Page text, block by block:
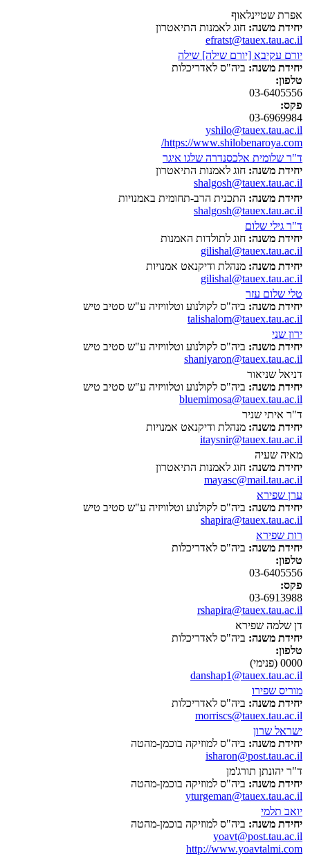
אפרת שטיינלאוף
יחידת משנה: חוג לאמנות התיאטרון
efratst@tauex.tau.ac.il
יורם עקיבא [יורם שילה] שילה
יחידת משנה: ביה"ס לאדריכלות
טלפון:
03-6405556
פקס:
03-6969984
yshilo@tauex.tau.ac.il
https://www.shilobenaroya.com/
ד"ר שלומית אלכסנדרה שלגו איגר
יחידת משנה: חוג לאמנות התיאטרון
shalgosh@tauex.tau.ac.il
יחידת משנה: התכנית הרב-תחומית באמנויות
shalgosh@tauex.tau.ac.il
ד"ר גילי שלום
יחידת משנה: חוג לתולדות האמנות
gilishal@tauex.tau.ac.il
יחידת משנה: מנהלת ודיקנאט אמנויות
gilishal@tauex.tau.ac.il
טלי שלום עזר
יחידת משנה: ביה"ס לקולנוע וטלוויזיה ע"ש סטיב טיש
talishalom@tauex.tau.ac.il
ירון שני
יחידת משנה: ביה"ס לקולנוע וטלוויזיה ע"ש סטיב טיש
shaniyaron@tauex.tau.ac.il
דניאל שניאור
יחידת משנה: ביה"ס לקולנוע וטלוויזיה ע"ש סטיב טיש
bluemimosa@tauex.tau.ac.il
ד"ר איתי שניר
יחידת משנה: מנהלת ודיקנאט אמנויות
itaysnir@tauex.tau.ac.il
מאיה שעיה
יחידת משנה: חוג לאמנות התיאטרון
mayasc@mail.tau.ac.il
ערן שפירא
יחידת משנה: ביה"ס לקולנוע וטלוויזיה ע"ש סטיב טיש
shapira@tauex.tau.ac.il
רות שפירא
יחידת משנה: ביה"ס לאדריכלות
טלפון:
03-6405556
פקס:
03-6913988
rshapira@tauex.tau.ac.il
דן שלמה שפירא
יחידת משנה: ביה"ס לאדריכלות
טלפון:
0000 (פנימי)
danshap1@tauex.tau.ac.il
מוריס שפירו
יחידת משנה: ביה"ס לאדריכלות
morriscs@tauex.tau.ac.il
ישראל שרון
יחידת משנה: ביה"ס למוזיקה בוכמן-מהטה
isharon@post.tau.ac.il
ד"ר יהונתן תורג'מן
יחידת משנה: ביה"ס למוזיקה בוכמן-מהטה
yturgeman@tauex.tau.ac.il
יואב תלמי
יחידת משנה: ביה"ס למוזיקה בוכמן-מהטה
yoavt@post.tau.ac.il
http://www.yoavtalmi.com